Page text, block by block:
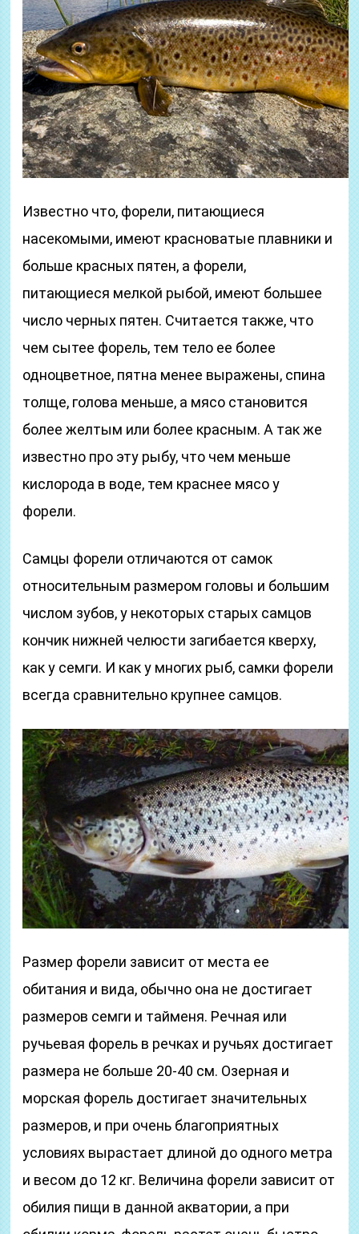
Известно что, форели, питающиеся
насекомыми, имеют красноватые плавники и
больше красных пятен, а форели,
питающиеся мелкой рыбой, имеют большее
число черных пятен. Считается также, что
чем сытее форель, тем тело ее более
одноцветное, пятна менее выражены, спина
толще, голова меньше, а мясо становится
более желтым или более красным. А так же
известно про эту рыбу, что чем меньше
кислорода в воде, тем краснее мясо у
форели.
Самцы форели отличаются от самок
относительным размером головы и большим
числом зубов, у некоторых старых самцов
кончик нижней челюсти загибается кверху,
как у семги. И как у многих рыб, самки форели
всегда сравнительно крупнее самцов.
Размер форели зависит от места ее
обитания и вида, обычно она не достигает
размеров семги и тайменя. Речная или
ручьевая форель в речках и ручьях достигает
размера не больше 20-40 см. Озерная и
морская форель достигает значительных
размеров, и при очень благоприятных
условиях вырастает длиной до одного метра
и весом до 12 кг. Величина форели зависит от
обилия пищи в данной акватории, а при